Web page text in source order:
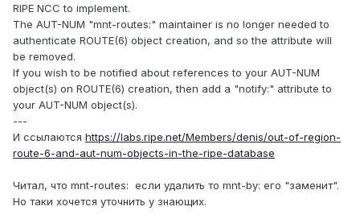
RIPE NCC to implement.
The AUT-NUM "mnt-routes:" maintainer is no longer needed to
authenticate ROUTE(6) object creation, and so the attribute will
be removed.
If you wish to be notified about references to your AUT-NUM
object(s) on ROUTE(6) creation, then add a "notify:" attribute to
your AUT-NUM object(s).
---
И ссылаются https://labs.ripe.net/Members/denis/out-of-region-
route-6-and-aut-num-objects-in-the-ripe-database
Читал, что mnt-routes: если удалить то mnt-by: его "заменит".
Но таки хочется уточнить у знающих.